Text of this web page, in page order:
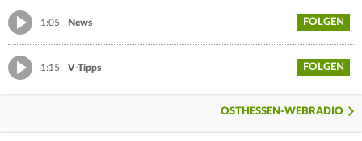
1:05 News FOLGEN
1:15 V-Tipps FOLGEN
OSTHESSEN-WEBRADIO